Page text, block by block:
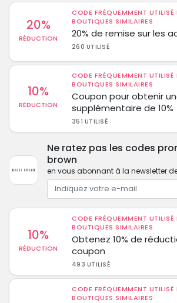
20%
RÉDUCTION
CODE FRÉQUEMMENT UTILISÉ
BOUTIQUES SIMILAIRES
20% de remise sur les
260 UTILISÉ
10%
RÉDUCTION
CODE FRÉQUEMMENT UTILISÉ
BOUTIQUES SIMILAIRES
Coupon pour obtenir
supplémentaire de 10%
351 UTILISÉ
Ne ratez pas les codes
brown
en vous abonnant à la newsletter
10%
RÉDUCTION
CODE FRÉQUEMMENT UTILISÉ
BOUTIQUES SIMILAIRES
Obtenez 10% de
coupon
493 UTILISÉ
CODE FRÉQUEMMENT UTILISÉ
BOUTIQUES SIMILAIRES